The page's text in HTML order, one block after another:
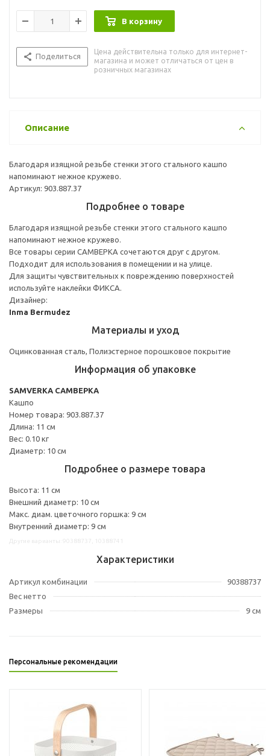
В корзину
Поделиться
Цена действительна только для интернет-
магазина и может отличаться от цен в
розничных магазинах
Описание
Благодаря изящной резьбе стенки этого стального кашпо
напоминают нежное кружево.
Артикул: 903.887.37
Подробнее о товаре
Благодаря изящной резьбе стенки этого стального кашпо
напоминают нежное кружево.
Все товары серии САМВЕРКА сочетаются друг с другом.
Подходит для использования в помещении и на улице.
Для защиты чувствительных к повреждению поверхностей
используйте наклейки ФИКСА.
Дизайнер:
Inma Bermudez
Материалы и уход
Оцинкованная сталь, Полиэстерное порошковое покрытие
Информация об упаковке
SAMVERKA САМВЕРКА
Кашпо
Номер товара: 903.887.37
Длина: 11 см
Вес: 0.10 кг
Диаметр: 10 см
Подробнее о размере товара
Высота: 11 см
Внешний диаметр: 10 см
Макс. диам. цветочного горшка: 9 см
Внутренний диаметр: 9 см
Характеристики
Артикул комбинации
90388737
Вес нетто
Размеры
9 см
Персональные рекомендации